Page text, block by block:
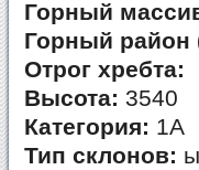
Горный
Горный район
Отрог хребта:
Высота: 3540
Категория: 1А
Тип склонов: